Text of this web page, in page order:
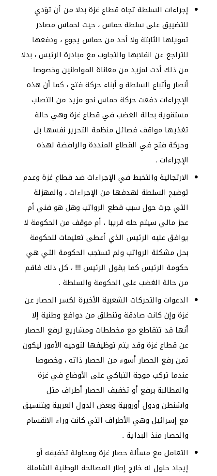
إجراءات السلطة تجاه قطاع غزة بدلا من أن تؤدي
للتضييق على سلطة حماس ، حيث لحماس مصادر
تمويلها الثابتة ولا أحد من حماس يجوع ، ودفعها
للتراجع عن انقلابها والتجاوب مع مبادرة الرئيس ، بدلا
من ذلك أدت لمزيد من معاناة المواطنين وخصوصا
أنصار وأتباع السلطة و أبناء حركة فتح ، كما أن هذه
الإجراءات دفعت حركة حماس نحو مزيد من التصلب
مستقوية بحالة الغضب في قطاع غزة وهي حالة
تغذيها مواقف فصائل منظمة التحرير نفسها بل
وحركة فتح في القطاع المنددة والرافضة لهذه
الإجراءات .
الارتجالية والتخبط في الإجراءات ضد قطاع غزة وعدم
توضيح السلطة لهدفها من الإجراءات ، والمهزلة
التي جرت حول سبب قطع الرواتب وهل هو فني أم
عجز مالي سيتم حله قريبا ، أم موقف من الحكومة لا
يوافق عليه الرئيس الذي أعطى تعليمات للحكومة
بحل مشكلة الرواتب ولم تستجب الحكومة التي هي
حكومة الرئيس كما يقول الرئيس !!! ، كل ذلك فاقم
من حالة الغضب على الحكومة والسلطة .
الدعوات والتحركات الشعبية الأخيرة لكسر الحصار عن
غزة وإن كانت صادقة وتنطلق من دوافع وطنية إلا
أنها قد تتقاطع مع مخططات ومشاريع لرفع الحصار
عن قطاع غزة وقد يتم توظيفها لتوجيه الأمور ليكون
ثمن رفع الحصار أسوء من الحصار ذاته ، وخصوصا
عندما تركب موجة التباكي على الأوضاع في غزة
والمطالبة برفع أو تخفيف الحصار أطراف مثل
واشنطن ودول أوروبية وبعض الدول العربية وبتنسيق
مع إسرائيل وهي الأطراف التي كانت وراء الانقسام
والحصار منذ البداية .
التعامل مع مسألة حصار غزة ومحاولة تخفيفه أو
إيجاد حلول له خارج إطار المصالحة الوطنية الشاملة